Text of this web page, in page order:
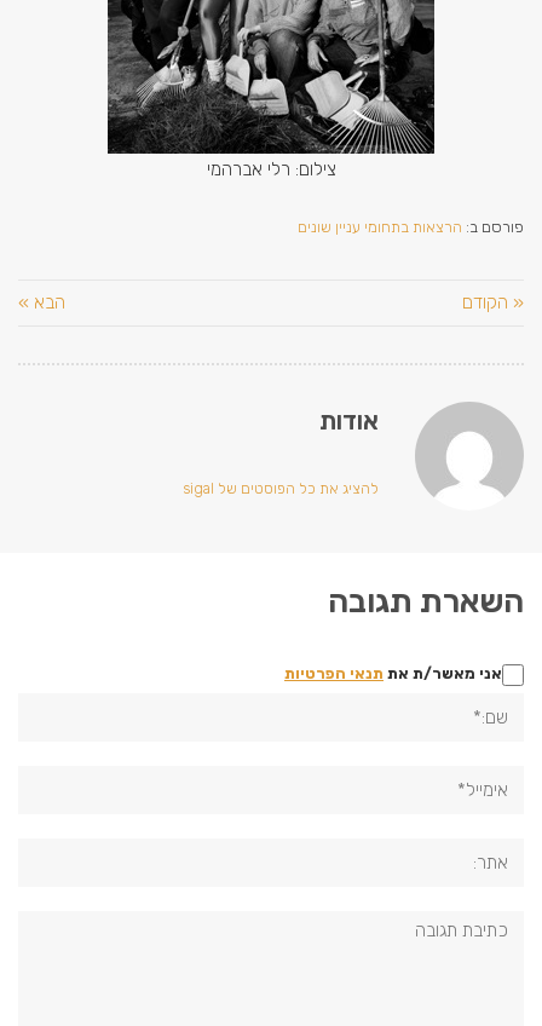
צילום: רלי אברהמי
פורסם ב: הרצאות בתחומי עניין שונים
« הקודם הבא »
אודות
להציג את כל הפוסטים של sigal
השארת תגובה
אני מאשר/ת את תנאי הפרטיות